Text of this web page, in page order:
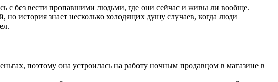
с без вести пропавшими людьми, где они сейчас и живы ли вообще.
но история знает несколько холодящих душу случаев, когда люди
поэтому она устроилась на работу ночным продавцом в магазине в